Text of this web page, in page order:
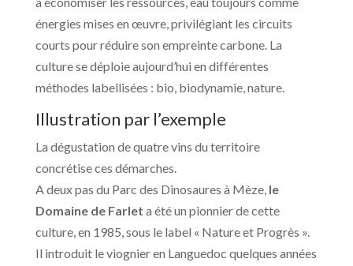
énergies mises en œuvre, privilégiant les circuits
courts pour réduire son empreinte carbone. La
culture se déploie aujourd’hui en différentes
méthodes labellisées : bio, biodynamie, nature.
Illustration par l’exemple
La dégustation de quatre vins du territoire
concrétise ces démarches.
A deux pas du Parc des Dinosaures à Mèze, le
Domaine de Farlet a été un pionnier de cette
culture, en 1985, sous le label « Nature et Progrès ».
Il introduit le viognier en Languedoc quelques années